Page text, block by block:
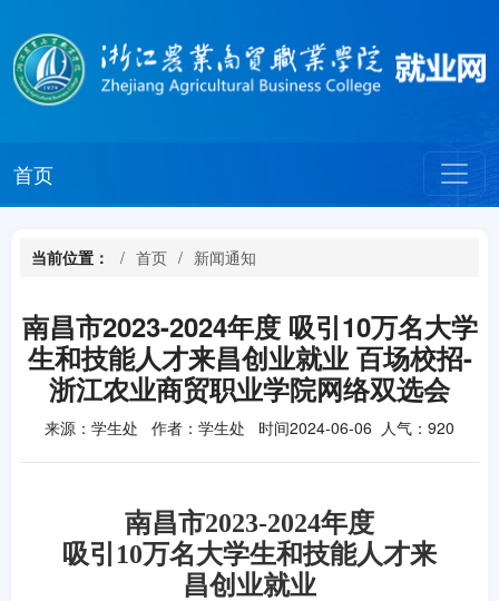
首页
当前位置： 首页 新闻通知
南昌市2023-2024年度 吸引10万名大学
生和技能人才来昌创业就业 百场校招-
浙江农业商贸职业学院网络双选会
来源：学生处 作者：学生处 时间2024-06-06 人气： 920
南昌市2023-2024年度
吸引10万名大学生和技能人才来
昌创业就业